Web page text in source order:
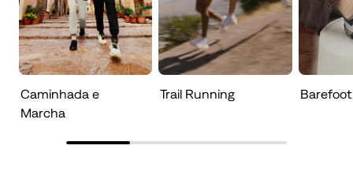
Caminhada e
Marcha
Trail Running Barefoot